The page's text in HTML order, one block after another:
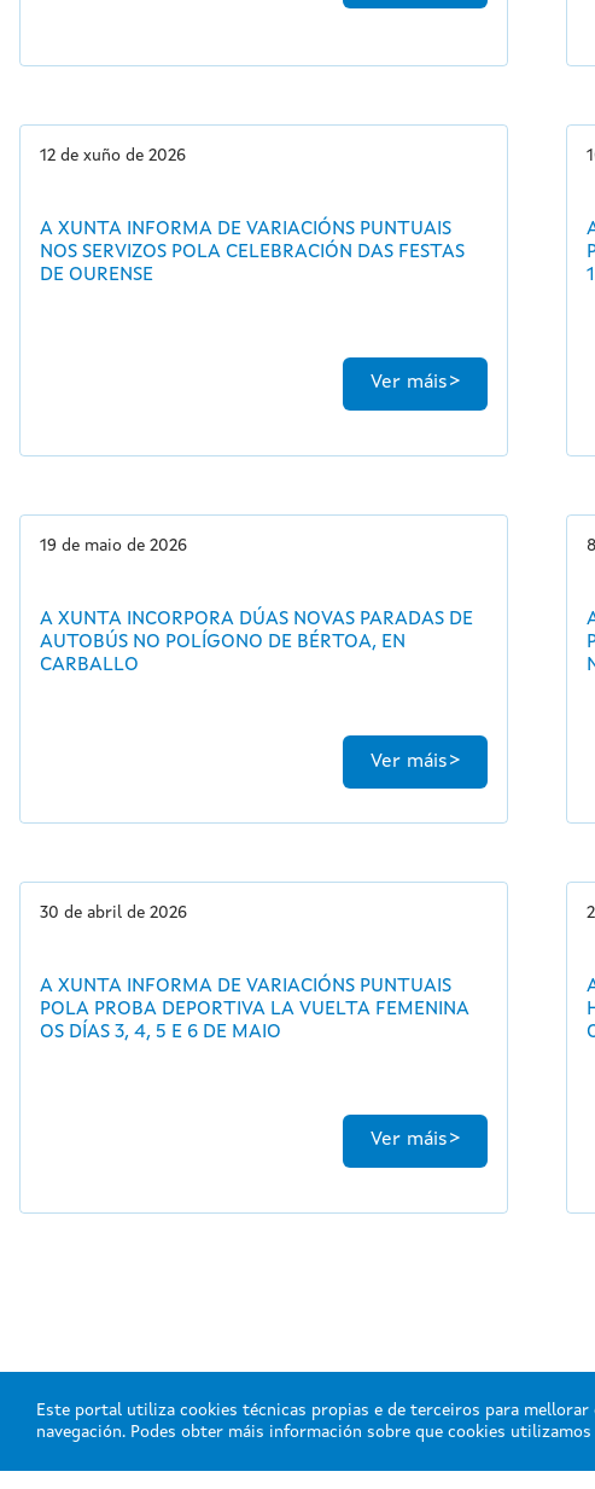
12 de xuño de 2026
A XUNTA INFORMA DE VARIACIÓNS PUNTUAIS
NOS SERVIZOS POLA CELEBRACIÓN DAS FESTAS
DE OURENSE
Ver máis
19 de maio de 2026
A XUNTA INCORPORA DÚAS NOVAS PARADAS DE
AUTOBÚS NO POLÍGONO DE BÉRTOA, EN
CARBALLO
Ver máis
30 de abril de 2026
A XUNTA INFORMA DE VARIACIÓNS PUNTUAIS
POLA PROBA DEPORTIVA LA VUELTA FEMENINA
OS DÍAS 3, 4, 5 E 6 DE MAIO
Ver máis
Este portal utiliza cookies técnicas propias e de terceiros para mellorar
navegación. Podes obter máis información sobre que cookies utilizamos